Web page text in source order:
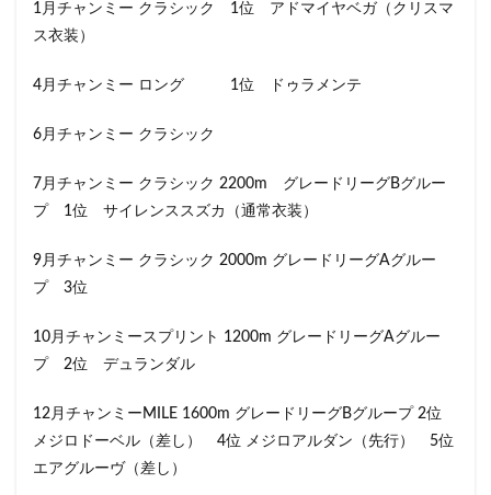
1月チャンミー クラシック 1位 アドマイヤベガ（クリスマ
ス衣装）
4月チャンミー ロング 1位 ドゥラメンテ
6月チャンミー クラシック
7月チャンミー クラシック 2200m グレードリーグBグルー
プ 1位 サイレンススズカ（通常衣装）
9月チャンミー クラシック 2000m グレードリーグAグルー
プ 3位
10月チャンミースプリント 1200m グレードリーグAグルー
プ 2位 デュランダル
12月チャンミーMILE 1600m グレードリーグBグループ 2位
メジロドーベル（差し） 4位 メジロアルダン（先行） 5位
エアグルーヴ（差し）